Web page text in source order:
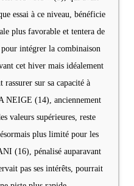
essai à ce niveau, bénéficie
plus favorable et tentera de
intégrer la combinaison
cet hiver mais idéalement
rassurer sur sa capacité à
NEIGE (14), anciennement
valeurs supérieures, reste
plus limité pour les
(16), pénalisé auparavant
pas ses intérêts, pourrait